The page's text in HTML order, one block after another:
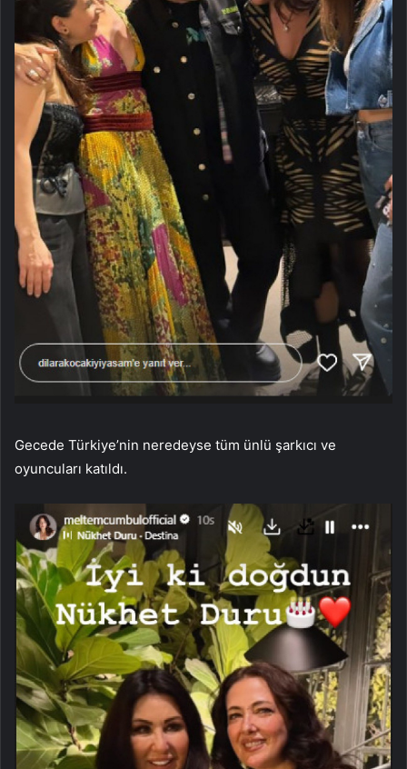
Gecede Türkiye’nin neredeyse tüm ünlü şarkıcı ve
oyuncuları katıldı.